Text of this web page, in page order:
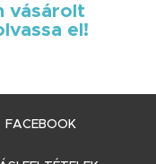
vásárolt
el!
FACEBOOK